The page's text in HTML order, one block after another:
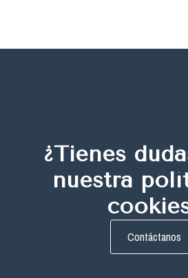
¿Tienes
nuestra
Contáctanos